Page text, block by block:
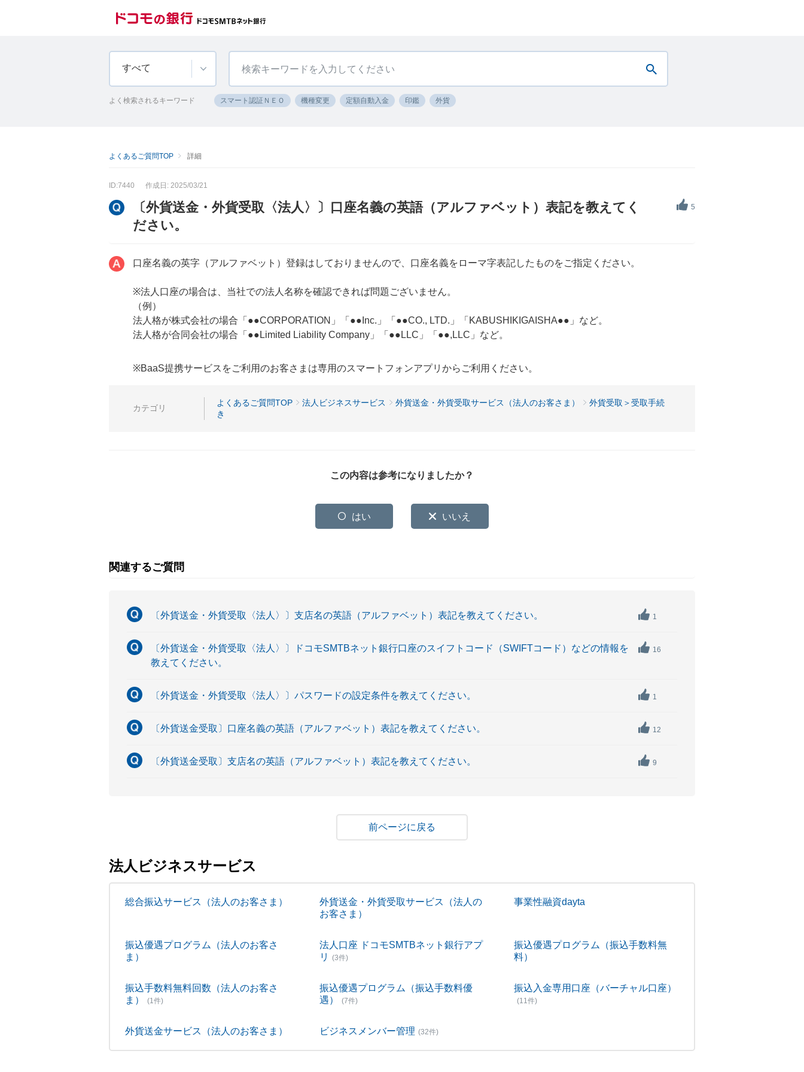
すべて
よく検索されるキーワード スマート認証ＮＥＯ 機種変更 定額自動入金 印鑑 外貨
よくあるご質問TOP 詳細
ID:7440 作成日: 2025/03/21
5
〔外貨送金・外貨受取〈法人〉〕口座名義の英語（アルファベット）表記を教えてく
ださい。
口座名義の英字（アルファベット）登録はしておりませんので、口座名義をローマ字表記したものをご指定ください。
※法人口座の場合は、当社での法人名称を確認できれば問題ございません。
（例）
法人格が株式会社の場合「●●CORPORATION」「●●Inc.」「●●CO., LTD.」「KABUSHIKIGAISHA●●」など。
法人格が合同会社の場合「●●Limited Liability Company」「●●LLC」「●●,LLC」など。
※BaaS提携サービスをご利用のお客さまは専用のスマートフォンアプリからご利用ください。
カテゴリ
よくあるご質問TOP 法人ビジネスサービス 外貨送金・外貨受取サービス（法人のお客さま）
外貨受取＞受取手続
き
この内容は参考になりましたか？
はい いいえ
関連するご質問
〔外貨送金・外貨受取〈法人〉〕支店名の英語（アルファベット）表記を教えてください。 1
〔外貨送金・外貨受取〈法人〉〕ドコモSMTBネット銀行口座のスイフトコード（SWIFTコード）などの情報を
教えてください。
16
〔外貨送金・外貨受取〈法人〉〕パスワードの設定条件を教えてください。 1
〔外貨送金受取〕口座名義の英語（アルファベット）表記を教えてください。 12
〔外貨送金受取〕支店名の英語（アルファベット）表記を教えてください。 9
戻る
法人ビジネスサービス
総合振込サービス（法人のお客さま）
外貨送金・外貨受取サービス（法人の
お客さま）
事業性融資dayta
振込優遇プログラム（法人のお客さ
ま）
法人口座 ドコモSMTBネット銀行アプ
リ
(3件)
振込優遇プログラム（振込手数料無
料）
振込手数料無料回数（法人のお客さ
ま）
(1件)
振込優遇プログラム（振込手数料優
遇）
(7件)
振込入金専用口座（バーチャル口座）
(11件)
外貨送金サービス（法人のお客さま） ビジネスメンバー管理 (32件)